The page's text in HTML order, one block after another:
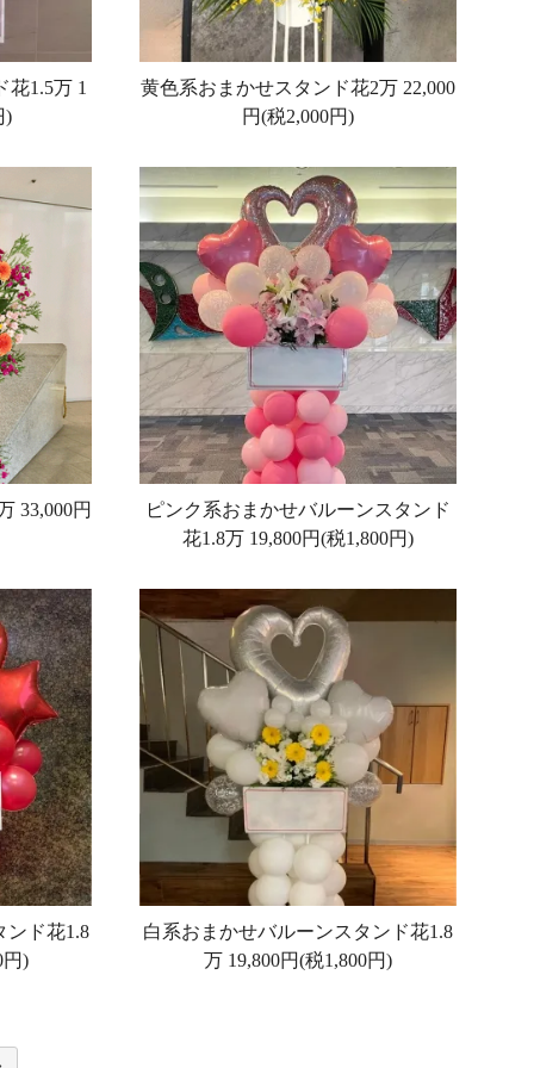
花1.5万1
)
黄色系おまかせスタンド花2万 22,000
円(税2,000円)
33,000円
ピンク系おまかせバルーンスタンド
花1.8万 19,800円(税1,800円)
ンド花1.8
円)
白系おまかせバルーンスタンド花1.8
万 19,800円(税1,800円)